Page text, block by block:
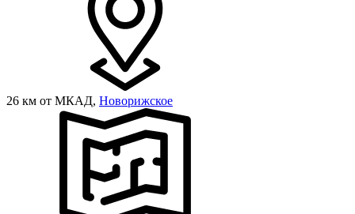
26 км от МКАД, Новорижское